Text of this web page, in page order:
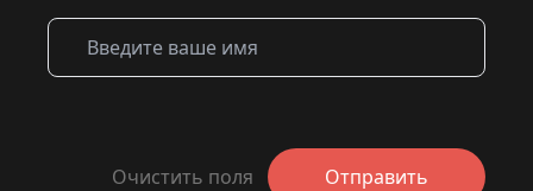
Очистить поля Отправить